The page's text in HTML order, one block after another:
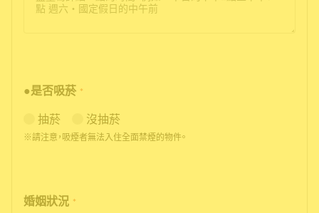
●是否吸菸 *
抽菸 沒抽菸
※請注意，吸煙者無法入住全面禁煙的物件。
婚姻狀況 *